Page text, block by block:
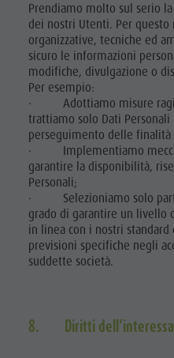
Prendiamo molto sul serio
dei nostri Utenti. Per
organizzative, tecniche ed
sicuro le informazioni
modifiche, divulgazione o
Per esempio:
· Adottiamo misure
trattiamo solo Dati
perseguimento delle finalità
· Implementiamo
garantire la disponibilità,
Personali;
· Selezioniamo solo
grado di garantire un livello
in linea con i nostri
previsioni specifiche negli
suddette società.
8. Diritti